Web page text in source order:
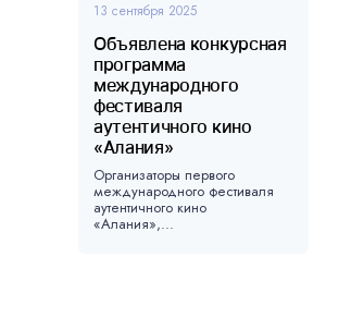
13 сентября 2025
Объявлена конкурсная
программа
международного
фестиваля
аутентичного кино
«Алания»
Организаторы первого
международного фестиваля
аутентичного кино
«Алания»,...